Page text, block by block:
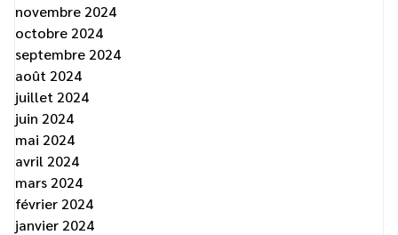
novembre 2024
octobre 2024
septembre 2024
août 2024
juillet 2024
juin 2024
mai 2024
avril 2024
mars 2024
février 2024
janvier 2024